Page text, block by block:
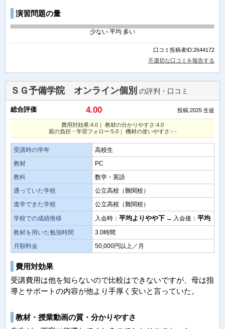
演習問題の量
少ない 平均 多い
口コミ投稿者ID:2644172
不適切な口コミを報告する
ＳＧ予備学院 オンライン個別 の評判・口コミ
総合評価 4.00 投稿:2025 生徒
費用対効果:4.0｜ 教材の分かりやすさ:4.0
親の負担・学習フォロー:5.0｜ 機材の使いやすさ:-.-
受講時の学年
高校生
教材
PC
教科
数学・英語
通っていた学校
公立高校（難関校）
進学できた学校
公立高校（難関校）
学校での成績推移
入会時： 平均よりやや下 → 入会後： 平均
教材を用いた勉強時間
3.0時間
月額料金
50,000円以上／月
費用対効果
受講費用は他を知らないので比較はできないですが、母は指
導とサポートの内容が他より手厚く安いと言っていた。
教材・授業動画の質・分かりやすさ